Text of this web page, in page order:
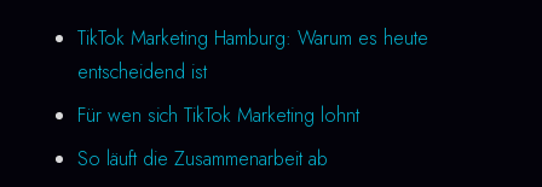
TikTok Marketing Hamburg: Warum es heute
entscheidend ist
Für wen sich TikTok Marketing lohnt
So läuft die Zusammenarbeit ab